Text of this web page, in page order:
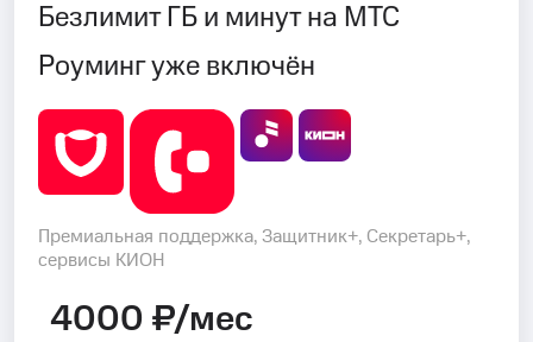
Безлимит ГБ и минут на МТС
Роуминг уже включён
Премиальная поддержка, Защитник+, Секретарь+,
сервисы КИОН
4000 ₽/мес